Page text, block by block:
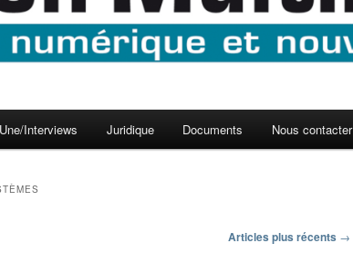
Une/Interviews Juridique Documents Nous contacter
Articles plus récents →